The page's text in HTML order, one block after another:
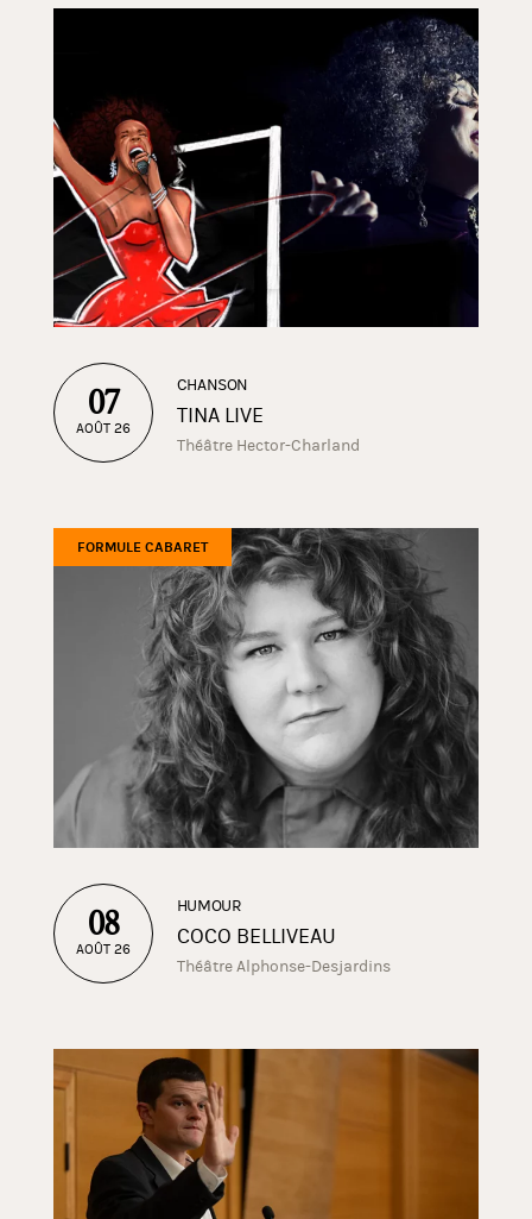
07
AOÛT 26
CHANSON
TINA LIVE
Théâtre Hector-Charland
FORMULE CABARET
08
AOÛT 26
HUMOUR
COCO BELLIVEAU
Théâtre Alphonse-Desjardins